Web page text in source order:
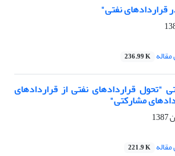
قراردادهای نفتی"
236.99 K
"تحول قراردادهای نفتی از قراردادهای
مشارکتی"
221.9 K